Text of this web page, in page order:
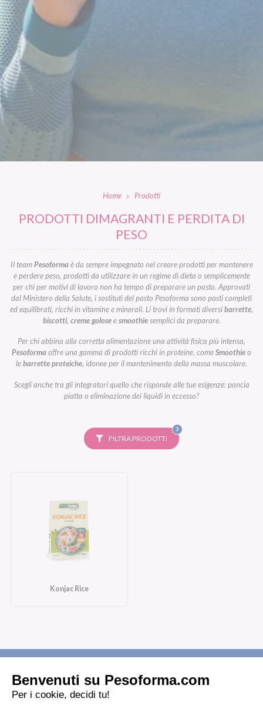
Home Prodotti
PRODOTTI DIMAGRANTI E PERDITA DI
PESO
Il teamPesoformaè da sempre impegnato nel creare prodotti per mantenere
e perdere peso, prodotti da utilizzare in un regime di dieta o semplicemente
per chi per motivi di lavoro non ha tempo di preparare un pasto. Approvati
dal Ministero della Salute, i sostituti del pasto Pesoforma sono pasti completi
ed equilibrati, ricchi in vitamine e minerali. Li trovi in formati diversibarrette,
biscotti, creme goloseesmoothiesemplici da preparare.
Per chi abbina alla corretta alimentazione una attività fisica più intensa,
Pesoformaoffre una gamma di prodotti ricchi in proteine, comeSmoothieo
lebarrette proteiche, idonee per il mantenimento della massa muscolare.
Scegli anche tra gli integratori quello che risponde alle tue esigenze: pancia
piatta o eliminazione dei liquidi in eccesso?
FILTRA PRODOTTI
3FILTRI
SELEZIONATI
Konjac Rice